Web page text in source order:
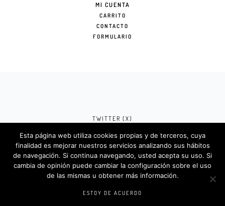
MI CUENTA
CARRITO
CONTACTO
FORMULARIO
TWITTER (X)
FACEBOOK (META)
INSTAGRAM
Rotulosdecorativos.com © 2024. Diseño &
Codigos porCreatelo.com.es
Esta página web utiliza cookies propias y de terceros, cuya
finalidad es mejorar nuestros servicios analizando sus hábitos
de navegación. Si continua navegando, usted acepta su uso. Si
cambia de opinión puede cambiar la configuración sobre el uso
de las mismas u obtener más información.
ESTOY DE ACUERDO